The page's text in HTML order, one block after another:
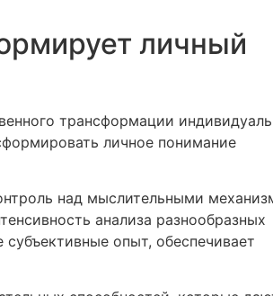
личный
трансформации
личное понимание
над мыслительными
анализа разнообразных
опыт, обеспечивает